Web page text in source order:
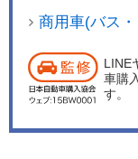
商用車(バス
LINE
車購
す。